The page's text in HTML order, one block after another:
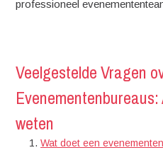
professioneel
Veelgestelde Vragen
weten
Wat doet een